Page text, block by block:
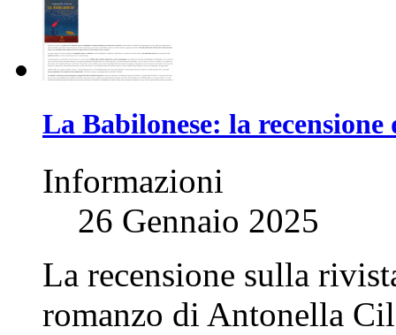
La Babilonese: la
Informazioni
26 Gennaio 2025
La recensione sulla
romanzo di Antonella